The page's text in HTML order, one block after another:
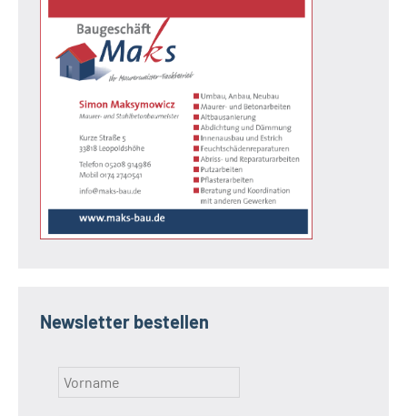
Newsletter bestellen